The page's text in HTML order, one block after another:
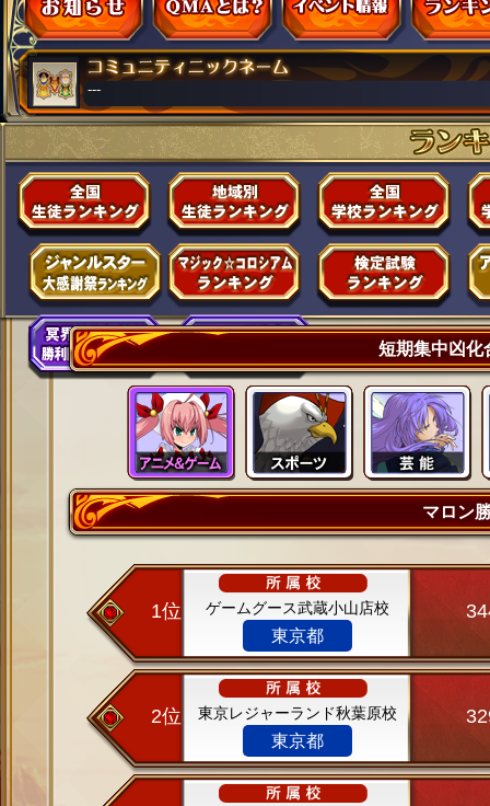
---
短期集中凶
マロン
1位 ゲームグース武蔵小山店校
東京都
2位 東京レジャーランド秋葉原校
東京都